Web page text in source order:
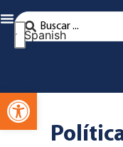
Spanish
Abra la barra de